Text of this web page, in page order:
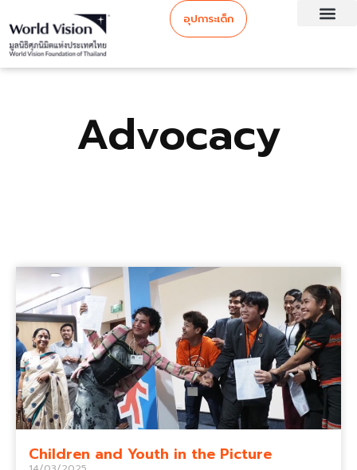
อุปการะเด็ก
Advocacy
Children and Youth in the Picture